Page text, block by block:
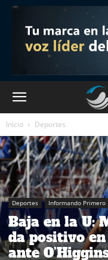
Inicio Deportes
Deportes Informando Primero
Baja en la U:
da positivo
ante